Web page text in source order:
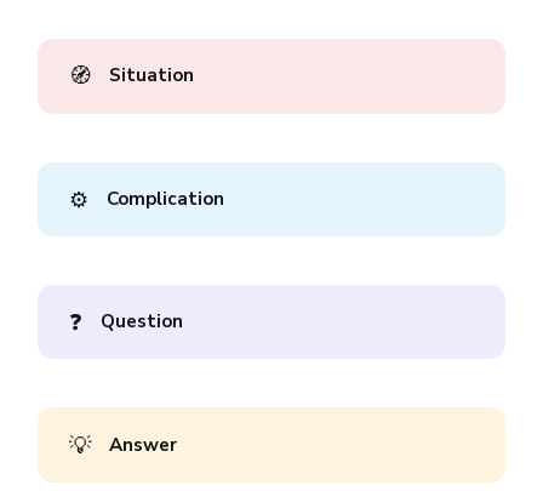
🧭 Situation
⚙️ Complication
❓ Question
💡 Answer